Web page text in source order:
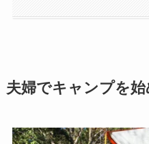
夫婦でキャンプを